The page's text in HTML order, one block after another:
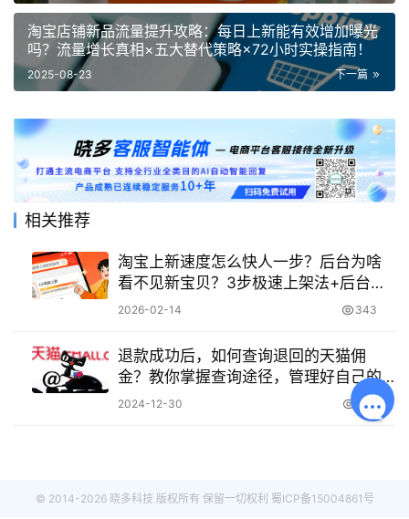
淘宝店铺新品流量提升攻略：每日上新能有效增加曝光
吗？流量增长真相×五大替代策略×72小时实操指南！
下一篇
2025-08-23
相关推荐
淘宝上新速度怎么快人一步？后台为啥
看不见新宝贝？3步极速上架法+后台显
示延迟全解，避开审核高峰与类目陷
2026-02-14 343
退款成功后，如何查询退回的天猫佣
金？教你掌握查询途径，管理好自己的
财物和成本！
2024-12-30 1.8K
© 2014-2026 晓多科技 版权所有 保留一切权利 蜀ICP备15004861号